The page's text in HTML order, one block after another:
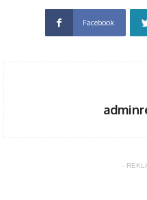
Facebook
-